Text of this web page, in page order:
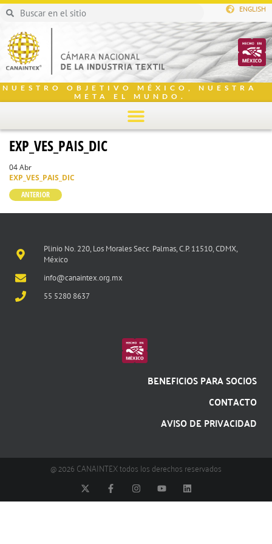
ENGLISH
NUESTRO OBJETIVO MÉXICO, NUESTRA
META EL MUNDO.
EXP_VES_PAIS_DIC
04 Abr
EXP_VES_PAIS_DIC
ANTERIOR
Plinio No. 220, Los Morales Secc. Palmas, C.P. 11510, CDMX,
México
info@canaintex.org.mx
55 5280 8637
BENEFICIOS PARA SOCIOS
CONTACTO
AVISO DE PRIVACIDAD
@ 2026 CANAINTEX todos los derechos reservados